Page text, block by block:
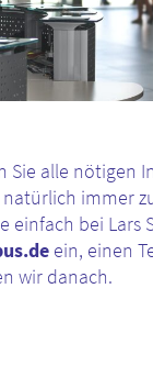
Sie alle nötigen
immer
einfach bei Lars
ein, einen
wir danach.